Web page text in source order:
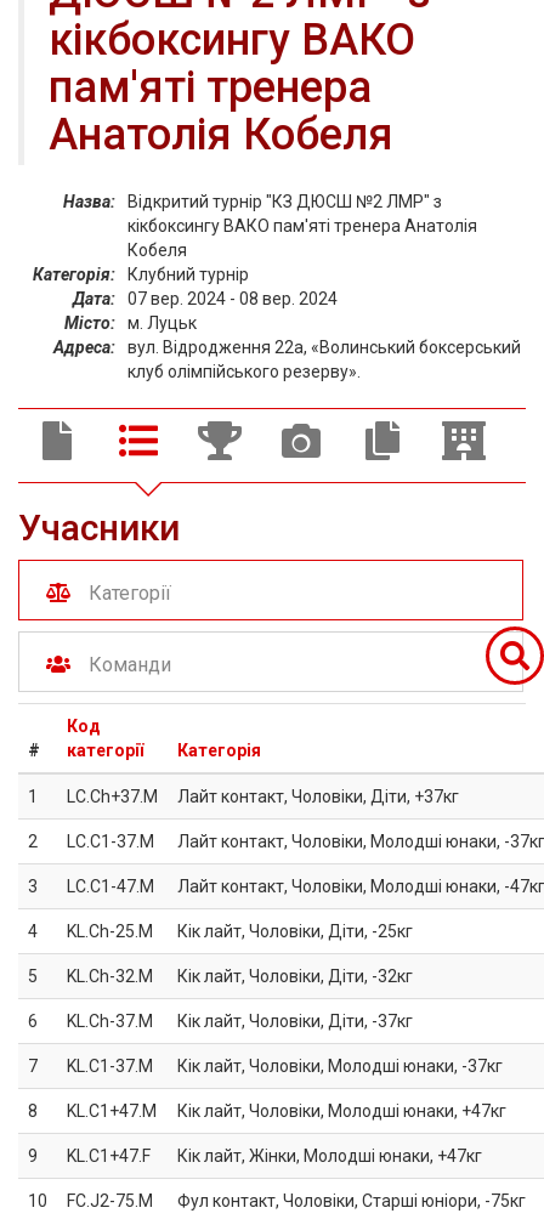
кікбоксингу ВАКО
пам'яті тренера
Анатолія Кобеля
Назва:
Відкритий турнір "КЗ ДЮСШ №2 ЛМР" з
кікбоксингу ВАКО пам'яті тренера Анатолія
Кобеля
Категорія:
Клубний турнір
Дата:
07 вер. 2024 - 08 вер. 2024
Місто:
м. Луцьк
Адреса:
вул. Відродження 22а, «Волинський боксерський
клуб олімпійського резерву».
Учасники
Категорії
Команди
#
Код
категорії
Категорія
1 LC.Ch+37.M Лайт контакт, Чоловіки, Діти, +37кг
2 LC.C1-37.M Лайт контакт, Чоловіки, Молодші юнаки, -37кг
3 LC.C1-47.M Лайт контакт, Чоловіки, Молодші юнаки, -47кг
4 KL.Ch-25.M Кік лайт, Чоловіки, Діти, -25кг
5 KL.Ch-32.M Кік лайт, Чоловіки, Діти, -32кг
6 KL.Ch-37.M Кік лайт, Чоловіки, Діти, -37кг
7 KL.C1-37.M Кік лайт, Чоловіки, Молодші юнаки, -37кг
8 KL.C1+47.M Кік лайт, Чоловіки, Молодші юнаки, +47кг
9 KL.C1+47.F Кік лайт, Жінки, Молодші юнаки, +47кг
10 FC.J2-75.M Фул контакт, Чоловіки, Старші юніори, -75кг